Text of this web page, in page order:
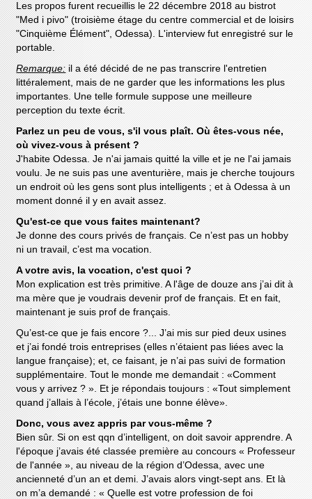
Les propos furent recueillis le 22 décembre 2018 au bistrot
"Med i pivo" (troisième étage du centre commercial et de loisirs
"Cinquième Élément", Odessa). L'interview fut enregistré sur le
portable.
Remarque: il a été décidé de ne pas transcrire l'entretien
littéralement, mais de ne garder que les informations les plus
importantes. Une telle formule suppose une meilleure
perception du texte écrit.
Parlez un peu de vous, s'il vous plaît. Où êtes-vous née,
où vivez-vous à présent ?
J'habite Odessa. Je n'ai jamais quitté la ville et je ne l'ai jamais
voulu. Je ne suis pas une aventurière, mais je cherche toujours
un endroit où les gens sont plus intelligents ; et à Odessa à un
moment donné il y en avait assez.
Qu'est-ce que vous faites maintenant?
Je donne des cours privés de français. Ce n’est pas un hobby
ni un travail, c’est ma vocation.
A votre avis, la vocation, c'est quoi ?
Mon explication est très primitive. A l'âge de douze ans j’ai dit à
ma mère que je voudrais devenir prof de français. Et en fait,
maintenant je suis prof de français.
Qu’est-ce que je fais encore ?... J’ai mis sur pied deux usines
et j’ai fondé trois entreprises (elles n’étaient pas liées avec la
langue française); et, ce faisant, je n’ai pas suivi de formation
supplémentaire. Tout le monde me demandait : «Comment
vous y arrivez ? ». Et je répondais toujours : «Tout simplement
quand j’allais à l’école, j’étais une bonne élève».
Donc, vous avez appris par vous-même ?
Bien sûr. Si on est qqn d’intelligent, on doit savoir apprendre. A
l'époque j’avais été classée première au concours « Professeur
de l'année », au niveau de la région d’Odessa, avec une
ancienneté d’un an et demi. J’avais alors vingt-sept ans. Et là
on m’a demandé : « Quelle est votre profession de foi